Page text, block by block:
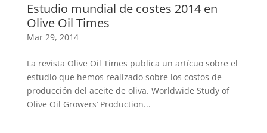
Estudio mundial de costes 2014 en
Olive Oil Times
Mar 29, 2014
La revista Olive Oil Times publica un artícuo sobre el
estudio que hemos realizado sobre los costos de
producción del aceite de oliva. Worldwide Study of
Olive Oil Growers’ Production...